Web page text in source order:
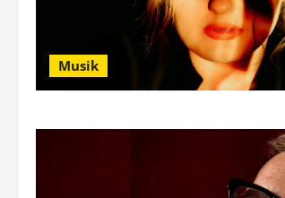
Musik